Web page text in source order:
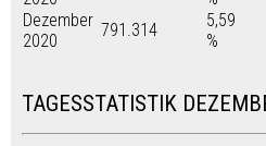
Dezember
2020
791.314
5,59
%
TAGESSTATISTIK